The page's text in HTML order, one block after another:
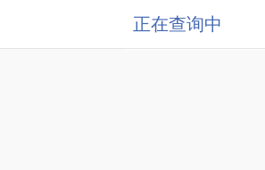
正在查询中